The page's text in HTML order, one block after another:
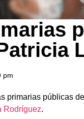
pm
primarias públicas
Rodríguez.